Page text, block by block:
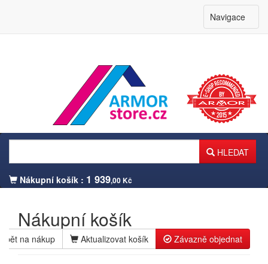
Navigace
HLEDAT
Nákupní košík : 1 939,00 Kč
Nákupní košík
na nákup Aktualizovat košík Závazně objednat